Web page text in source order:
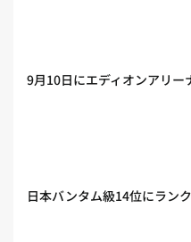
9月10日にエディオンアリー
日本バンタム級14位にラン